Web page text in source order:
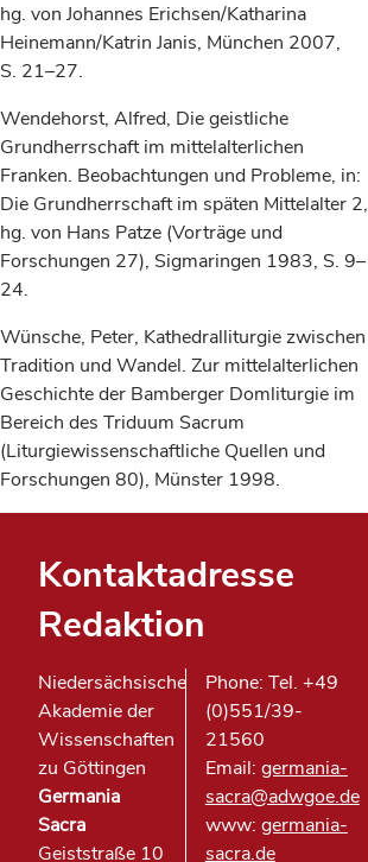
hg. von Johannes Erichsen/Katharina
Heinemann/Katrin Janis, München 2007,
S. 21–27.
Wendehorst, Alfred, Die geistliche
Grundherrschaft im mittelalterlichen
Franken. Beobachtungen und Probleme, in:
Die Grundherrschaft im späten Mittelalter 2,
hg. von Hans Patze (Vorträge und
Forschungen 27), Sigmaringen 1983, S. 9–
24.
Wünsche, Peter, Kathedralliturgie zwischen
Tradition und Wandel. Zur mittelalterlichen
Geschichte der Bamberger Domliturgie im
Bereich des Triduum Sacrum
(Liturgiewissenschaftliche Quellen und
Forschungen 80), Münster 1998.
Kontaktadresse
Redaktion
Niedersächsische
Akademie der
Wissenschaften
zu Göttingen
Germania
Sacra
Geiststraße 10
Phone: Tel. +49
(0)551/39-
21560
Email: germania-
sacra@adwgoe.de
www: germania-
sacra.de